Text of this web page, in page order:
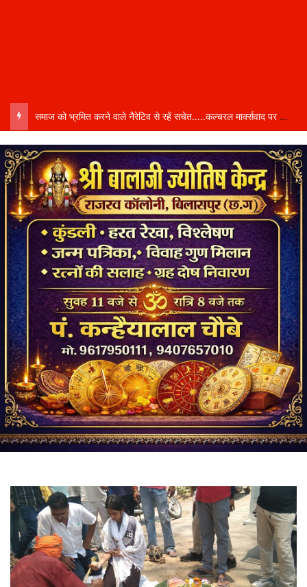
समाज को भ्रमित करने वाले नैरेटिव से रहें सचेत…..कल्चरल मार्क्सवाद पर बिलासपुर में ब्रेनस्टॉर्मिंग सत्र…..